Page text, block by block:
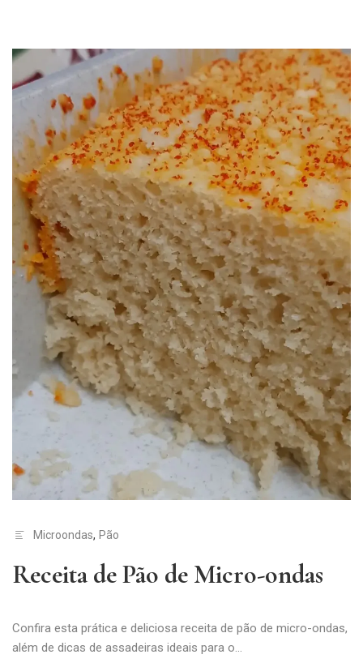
Microondas, Pão
Receita de Pão de Micro-ondas
Confira esta prática e deliciosa receita de pão de micro-ondas,
além de dicas de assadeiras ideais para o...